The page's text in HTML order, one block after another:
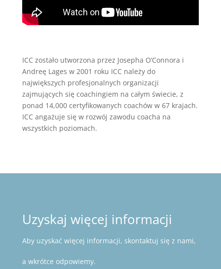
ICC zostało utworzona przez Josepha O’Connora i
Andreę Lages w 2001 roku ICC należy do
największych profesjonalnych organizacji
zajmujących się coachingiem na całym świecie, z
ponad 14,000 certyfikowanych coachów w 67 krajach.
ICC angażuje się w rozwój zawodu coacha na
wszystkich poziomach.
Uzyskaj więcej informacji
Aby uzyskać więcej informacji, skontaktuj się z nami,
a wkrótce odpowiemy.